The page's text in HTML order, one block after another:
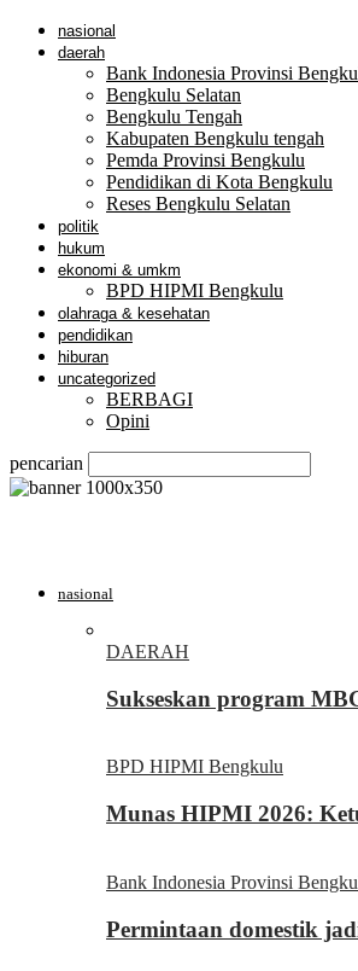
nasional
daerah
Bank Indonesia Provinsi
Bengkulu Selatan
Bengkulu Tengah
Kabupaten Bengkulu tengah
Pemda Provinsi Bengkulu
Pendidikan di Kota Bengkulu
Reses Bengkulu Selatan
politik
hukum
ekonomi & umkm
BPD HIPMI Bengkulu
olahraga & kesehatan
pendidikan
hiburan
uncategorized
BERBAGI
Opini
pencarian
nasional
DAERAH
Sukseskan program
BPD HIPMI Bengkulu
Munas HIPMI 2026:
Bank Indonesia Provinsi
Permintaan domestik